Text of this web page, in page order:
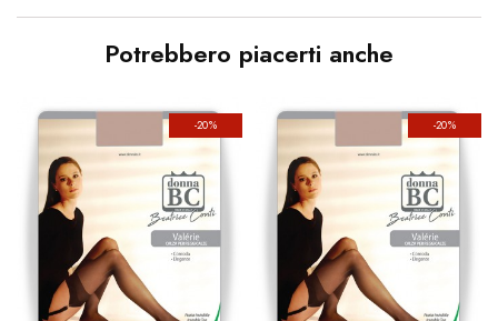
Potrebbero piacerti anche
-20% -20%